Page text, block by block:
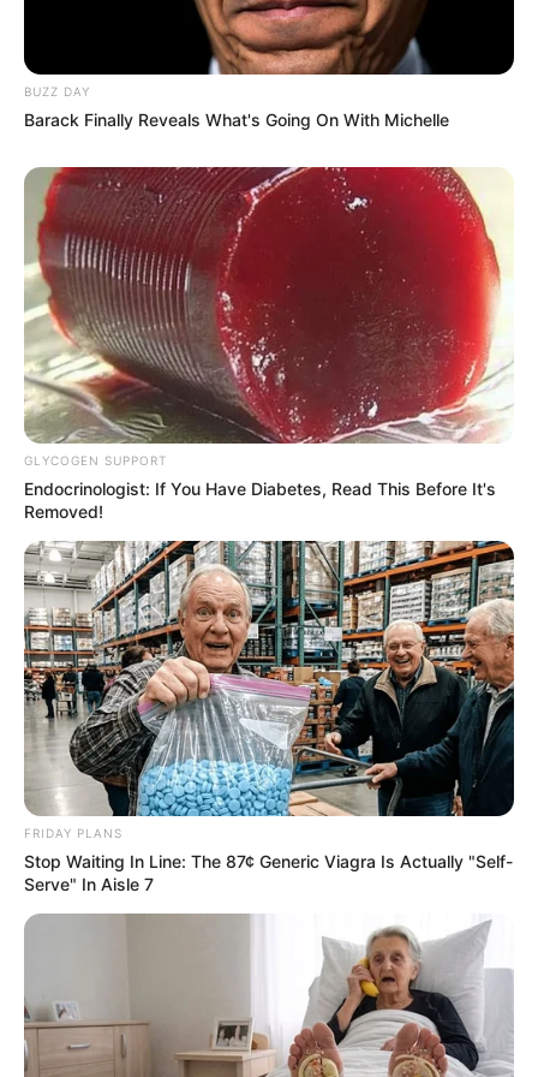
σχολιάζοντας τον λόγο
Πούτιν: Είναι η έναρξη της
ΑΠΑΓΟΡΕΥΣΗΣ rapid test από
τον Ε.Ο.Φ αναγράφεται
καθαρά ότι...
Όλα τα κείμενα και οι εικόνες είναι πνευματική ιδιοκτησία του
ΝΙΚΟΛΑΟΣ ΑΝΑΞΙΜΑΝΔΡΟΣ. Aπαγορεύεται η αναπαραγωγή, η
αναδημοσίευση και η τροποποίησή τους χωρίς προηγούμενη
γραπτή άδεια του δημιουργού τους. Με επιφύλαξη κάθε νόμιμου
δικαιώματος. Διαβάστε τηνΠολιτική Απορρήτου του website πριν
να το χρησιμοποιήσετε, καθώς χρησιμοποιώντας το την
αποδέχεστε. Ο ιστότοπος διατηρεί το δικαίωμα να τροποποιήσει
τους όρους χρήσης.
Επικοινωνήστε μαζί μας:
@2022 - nikolaosanaximandros.gr. All Right Reserved. Designed and
Developed byWeb Technical
BUZZ DAY
Barack Finally Reveals What's Going On With Michelle
GLYCOGEN SUPPORT
Endocrinologist: If You Have Diabetes, Read This Before It's
Removed!
FRIDAY PLANS
Stop Waiting In Line: The 87¢ Generic Viagra Is Actually "Self-
Serve" In Aisle 7